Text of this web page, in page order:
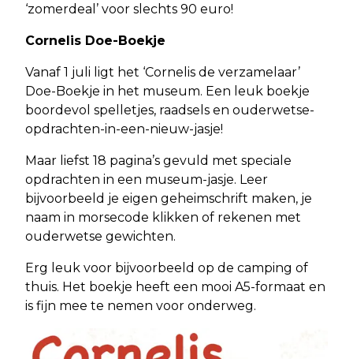
‘zomerdeal’ voor slechts 90 euro!
Cornelis Doe-Boekje
Vanaf 1 juli ligt het ‘Cornelis de verzamelaar’
Doe-Boekje in het museum. Een leuk boekje
boordevol spelletjes, raadsels en ouderwetse-
opdrachten-in-een-nieuw-jasje!
Maar liefst 18 pagina’s gevuld met speciale
opdrachten in een museum-jasje. Leer
bijvoorbeeld je eigen geheimschrift maken, je
naam in morsecode klikken of rekenen met
ouderwetse gewichten.
Erg leuk voor bijvoorbeeld op de camping of
thuis. Het boekje heeft een mooi A5-formaat en
is fijn mee te nemen voor onderweg.